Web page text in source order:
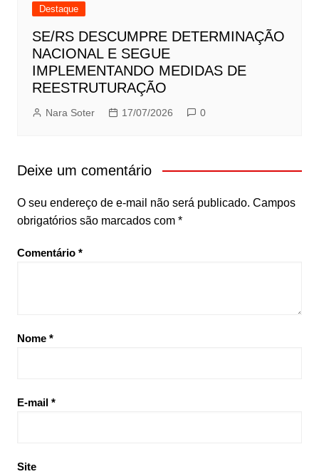
Destaque
SE/RS DESCUMPRE DETERMINAÇÃO
NACIONAL E SEGUE
IMPLEMENTANDO MEDIDAS DE
REESTRUTURAÇÃO
Nara Soter 17/07/2026 0
Deixe um comentário
O seu endereço de e-mail não será publicado. Campos
obrigatórios são marcados com *
Comentário *
Nome *
E-mail *
Site